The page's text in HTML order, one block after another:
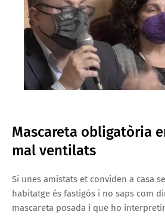
Mascareta obligatòria
mal ventilats
Si unes amistats et conviden a casa
habitatge és fastigós i no saps com
mascareta posada i que ho